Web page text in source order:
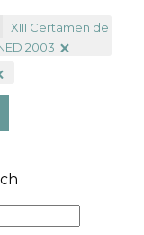
XIII Certamen de
2003